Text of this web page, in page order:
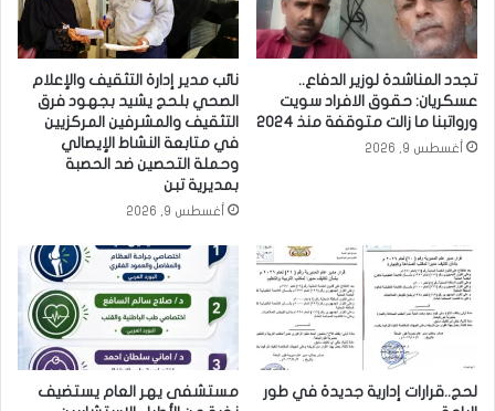
تجدد المناشدة لوزير الدفاع..
عسكريان: حقوق الافراد سويت
ورواتبنا ما زالت متوقفة منذ 2024
أغسطس 9, 2026
نائب مدير إدارة التثقيف والإعلام
الصحي بلحج يشيد بجهود فرق
التثقيف والمشرفين المركزيين
في متابعة النشاط الإيصالي
وحملة التحصين ضد الحصبة
بمديرية تبن
أغسطس 9, 2026
لحج..قرارات إدارية جديدة في طور
مستشفى يهر العام يستضيف